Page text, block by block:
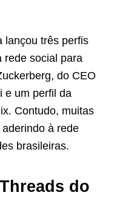
lançou três perfis
rede social para
do CEO
e um perfil da
Contudo, muitas
à rede
brasileiras.
do